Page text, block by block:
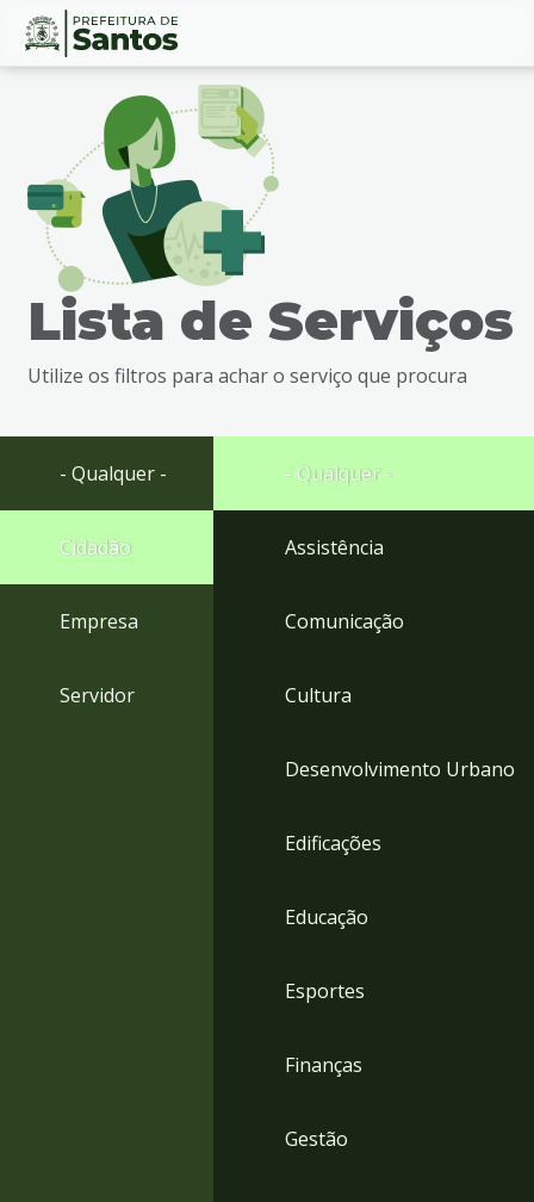
Ir
busca
Ir
rodapé
Conteúdo
Lista de Serviços
Utilize os filtros para achar o serviço que procura
- Qualquer -
Cidadão
Empresa
Servidor
- Qualquer -
Assistência
Comunicação
Cultura
Desenvolvimento Urbano
Edificações
Educação
Esportes
Finanças
Gestão